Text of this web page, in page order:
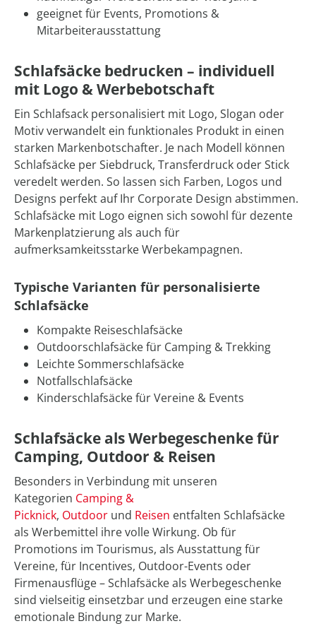
geeignet für Events, Promotions &
Mitarbeiterausstattung
Schlafsäcke bedrucken – individuell
mit Logo & Werbebotschaft
Ein Schlafsack personalisiert mit Logo, Slogan oder
Motiv verwandelt ein funktionales Produkt in einen
starken Markenbotschafter. Je nach Modell können
Schlafsäcke per Siebdruck, Transferdruck oder Stick
veredelt werden. So lassen sich Farben, Logos und
Designs perfekt auf Ihr Corporate Design abstimmen.
Schlafsäcke mit Logo eignen sich sowohl für dezente
Markenplatzierung als auch für
aufmerksamkeitsstarke Werbekampagnen.
Typische Varianten für personalisierte
Schlafsäcke
Kompakte Reiseschlafsäcke
Outdoorschlafsäcke für Camping & Trekking
Leichte Sommerschlafsäcke
Notfallschlafsäcke
Kinderschlafsäcke für Vereine & Events
Schlafsäcke als Werbegeschenke für
Camping, Outdoor & Reisen
Besonders in Verbindung mit unseren
Kategorien Camping &
Picknick, Outdoor und Reisen entfalten Schlafsäcke
als Werbemittel ihre volle Wirkung. Ob für
Promotions im Tourismus, als Ausstattung für
Vereine, für Incentives, Outdoor-Events oder
Firmenausflüge – Schlafsäcke als Werbegeschenke
sind vielseitig einsetzbar und erzeugen eine starke
emotionale Bindung zur Marke.